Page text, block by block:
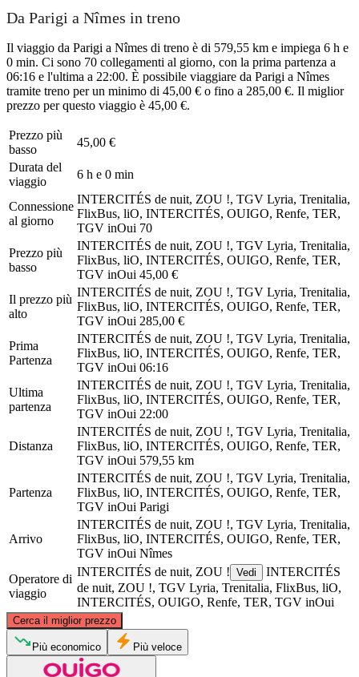
Da Parigi a Nîmes in treno
Il viaggio da Parigi a Nîmes di treno è di 579,55 km e impiega 6 h e
0 min. Ci sono 70 collegamenti al giorno, con la prima partenza a
06:16 e l'ultima a 22:00. È possibile viaggiare da Parigi a Nîmes
tramite treno per un minimo di 45,00 € o fino a 285,00 €. Il miglior
prezzo per questo viaggio è 45,00 €.
Prezzo più
basso
45,00 €
Durata del
viaggio
6 h e 0 min
Connessione
al giorno
INTERCITÉS de nuit, ZOU !, TGV Lyria, Trenitalia,
FlixBus, liO, INTERCITÉS, OUIGO, Renfe, TER,
TGV inOui 70
Prezzo più
basso
INTERCITÉS de nuit, ZOU !, TGV Lyria, Trenitalia,
FlixBus, liO, INTERCITÉS, OUIGO, Renfe, TER,
TGV inOui 45,00 €
Il prezzo più
alto
INTERCITÉS de nuit, ZOU !, TGV Lyria, Trenitalia,
FlixBus, liO, INTERCITÉS, OUIGO, Renfe, TER,
TGV inOui 285,00 €
Prima
Partenza
INTERCITÉS de nuit, ZOU !, TGV Lyria, Trenitalia,
FlixBus, liO, INTERCITÉS, OUIGO, Renfe, TER,
TGV inOui 06:16
Ultima
partenza
INTERCITÉS de nuit, ZOU !, TGV Lyria, Trenitalia,
FlixBus, liO, INTERCITÉS, OUIGO, Renfe, TER,
TGV inOui 22:00
Distanza
INTERCITÉS de nuit, ZOU !, TGV Lyria, Trenitalia,
FlixBus, liO, INTERCITÉS, OUIGO, Renfe, TER,
TGV inOui 579,55 km
Partenza
INTERCITÉS de nuit, ZOU !, TGV Lyria, Trenitalia,
FlixBus, liO, INTERCITÉS, OUIGO, Renfe, TER,
TGV inOui Parigi
Arrivo
INTERCITÉS de nuit, ZOU !, TGV Lyria, Trenitalia,
FlixBus, liO, INTERCITÉS, OUIGO, Renfe, TER,
TGV inOui Nîmes
Operatore di
viaggio
INTERCITÉS de nuit, ZOU ! Vedi
INTERCITÉS
de nuit, ZOU !, TGV Lyria, Trenitalia, FlixBus, liO,
INTERCITÉS, OUIGO, Renfe, TER, TGV inOui
Cerca il miglior prezzo
Paris
© CARTO, ©OpenStreetMap contributors
Più economico Più veloce